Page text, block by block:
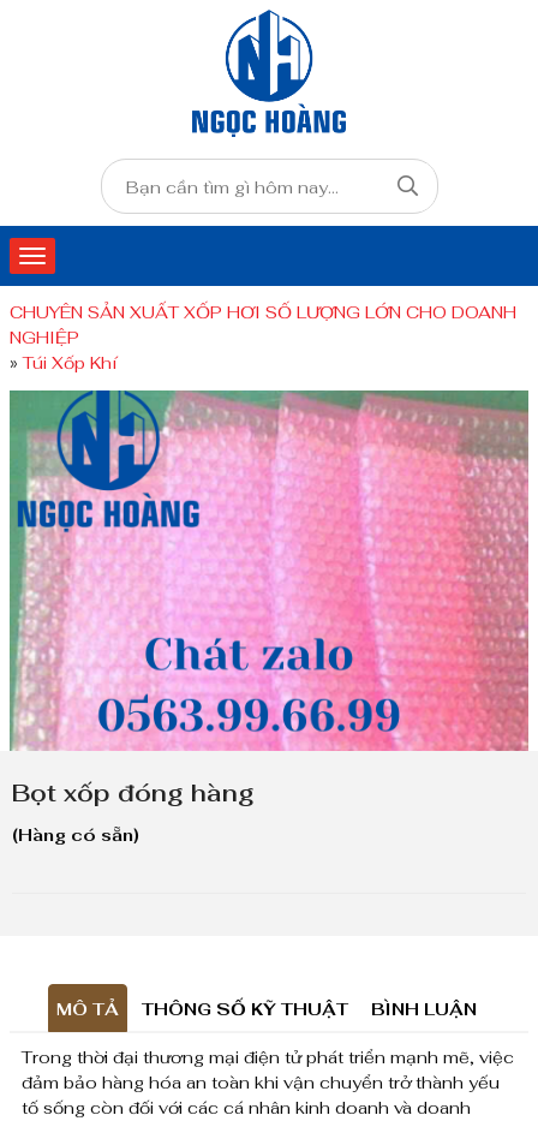
CHUYÊN SẢN XUẤT XỐP HƠI SỐ LƯỢNG LỚN CHO DOANH
NGHIỆP
»Túi Xốp Khí
Bọt xốp đóng hàng
(Hàng có sẵn)
MÔ TẢ THÔNG SỐ KỸ THUẬT BÌNH LUẬN
Trong thời đại thương mại điện tử phát triển mạnh mẽ, việc
đảm bảo hàng hóa an toàn khi vận chuyển trở thành yếu
tố sống còn đối với các cá nhân kinh doanh và doanh